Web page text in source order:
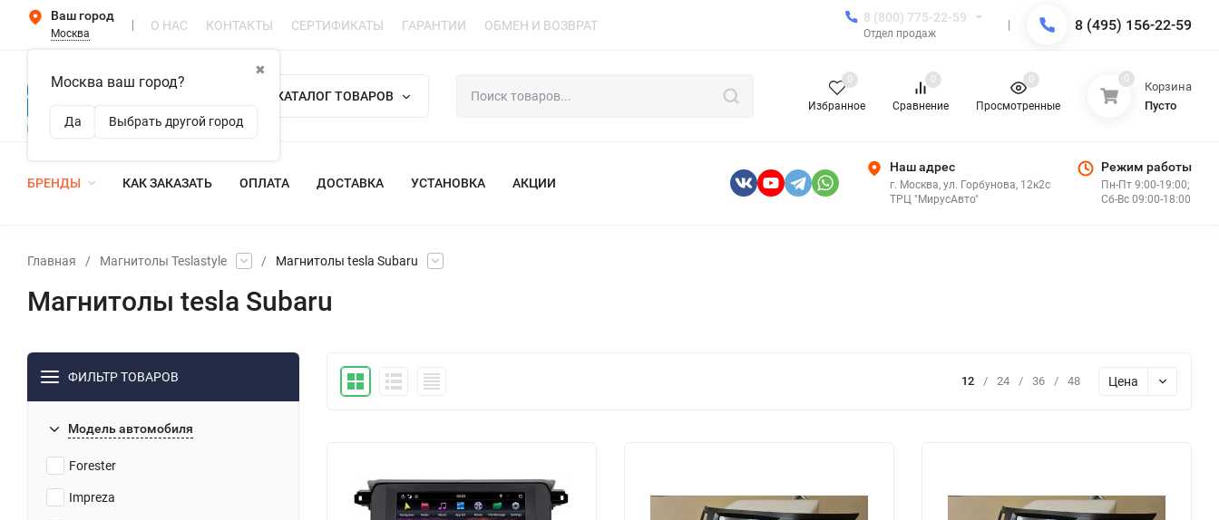
Ваш город
Москва
✖
Москва ваш город?
Да Выбрать другой город
О НАС КОНТАКТЫ СЕРТИФИКАТЫ ГАРАНТИИ ОБМЕН И ВОЗВРАТ
8 (800) 775-22-59
Отдел продаж 8 (495) 156-22-59
КАТАЛОГ ТОВАРОВ
Избранное
0
Сравнение
0
Просмотренные
0 0
Корзина
Пусто
БРЕНДЫ КАК ЗАКАЗАТЬ ОПЛАТА ДОСТАВКА УСТАНОВКА АКЦИИ
Наш адрес
г. Москва, ул. Горбунова, 12к2с
ТРЦ "МирусАвто"
Режим работы
Пн-Пт 9:00-19:00;
Сб-Вс 09:00-18:00
Главная / Магнитолы Teslastyle / Магнитолы tesla Subaru
Магнитолы tesla Subaru
ФИЛЬТР ТОВАРОВ
Модель автомобиля
Forester
Impreza
12 / 24 / 36 / 48 Цена